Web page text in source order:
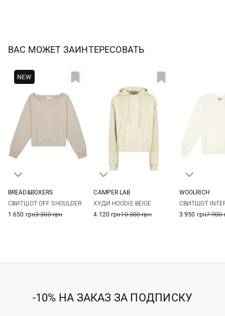
ВАС МОЖЕТ ЗАИНТЕРЕСОВАТЬ
BREAD&BOXERS
СВИТШОТ OFF SHOULDER
1 650 грн3 300 грн
CAMPER LAB
ХУДИ HOODIE BEIGE
4 120 грн10 300 грн
WOOLRICH
СВИТШОТ
3 950 грн7 900
-10% НА ЗАКАЗ ЗА ПОДПИСКУ